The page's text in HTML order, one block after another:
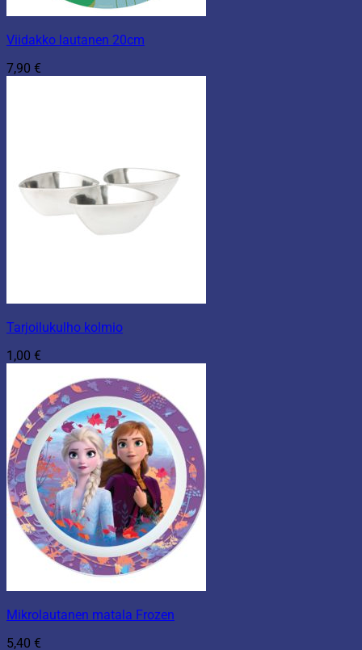
Viidakko lautanen 20cm
7,90 €
Tarjoilukulho kolmio
1,00 €
Mikrolautanen matala Frozen
5,40 €